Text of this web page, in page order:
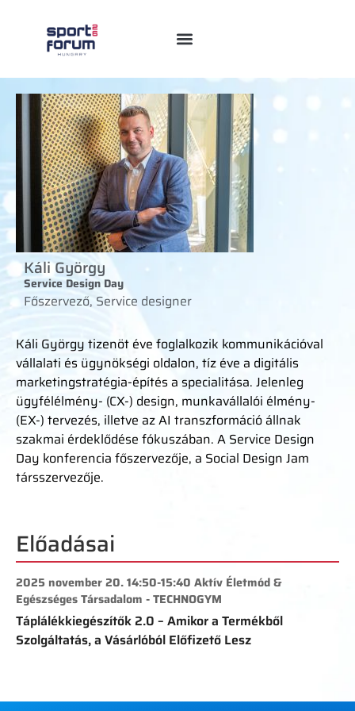
Káli György
Service Design Day
Főszervező, Service designer
Káli György tizenöt éve foglalkozik kommunikációval
vállalati és ügynökségi oldalon, tíz éve a digitális
marketingstratégia-építés a specialitása. Jelenleg
ügyfélélmény- (CX-) design, munkavállalói élmény-
(EX-) tervezés, illetve az AI transzformáció állnak
szakmai érdeklődése fókuszában. A Service Design
Day konferencia főszervezője, a Social Design Jam
társszervezője.
Előadásai
2025 november 20. 14:50-15:40 Aktív Életmód &
Egészséges Társadalom - TECHNOGYM
Táplálékkiegészítők 2.0 – Amikor a Termékből
Szolgáltatás, a Vásárlóból Előfizető Lesz